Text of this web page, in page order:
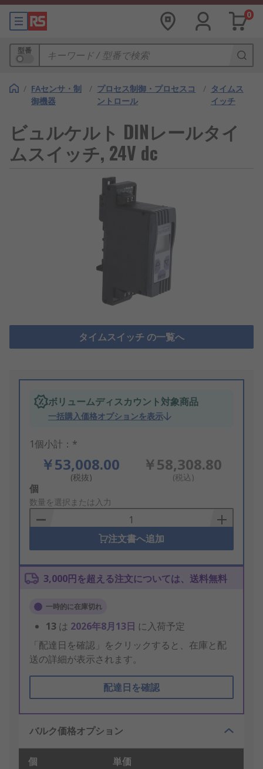
0
型番
/ FAセンサ・制
御機器
/ プロセス制御・プロセスコ
ントロール
/ タイムス
イッチ
ビュルケルト DINレールタイ
ムスイッチ, 24V dc
タイムスイッチ の一覧へ
ボリュームディスカウント対象商品
一括購入価格オプションを表示
1個小計：*
￥53,008.00
(税抜)
￥58,308.80
(税込)
Add
to
Basket
個
数量を選択または入力
注文書へ追加
3,000円を超える注文については、送料無料
一時的に在庫切れ
13 は 2026年8月13日 に入荷予定
「配達日を確認」をクリックすると、在庫と配
送の詳細が表示されます。
配達日を確認
バルク価格オプション
個 単価